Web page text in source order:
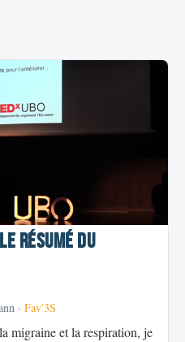
résumé du
· Fav'3S
migraine et la respiration, je